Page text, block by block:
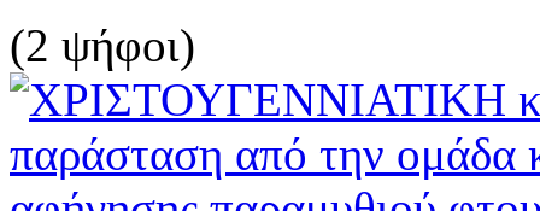
(2 ψήφοι)